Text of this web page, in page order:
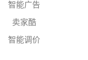
智能广告
卖家酷
智能调价